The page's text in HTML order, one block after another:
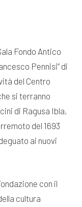
Fondo Antico
Pennisi” di
del Centro
si terranno
di Ragusa Ibla,
del 1693
ai nuovi
con il
cultura